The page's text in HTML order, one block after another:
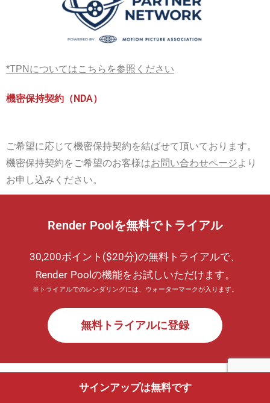
サインアップは無料です
*TPNについてはこちらを参照ください
機密保持契約（NDA）
ご希望に応じて機密保持契約を結ばせて頂いております。
機密保持契約をご希望のお客様はお問い合わせページより
お申し込みください。
Render Poolを無料でトライアル
30,200ポイント($20分)の無料トライアルで、
Render Poolの機能をお試しいただけます。
※トライアルでのレンダリングには、ウォーターマークが入ります。
無料トライアルに登録
お問い合わせ